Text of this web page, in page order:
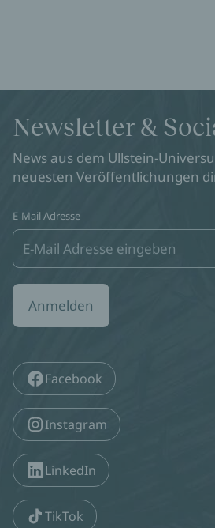
Newsletter &
News aus dem Ullstein-
neuesten Veröffentlichungen
E-Mail Adresse
Anmelden
Facebook
Instagram
LinkedIn
TikTok